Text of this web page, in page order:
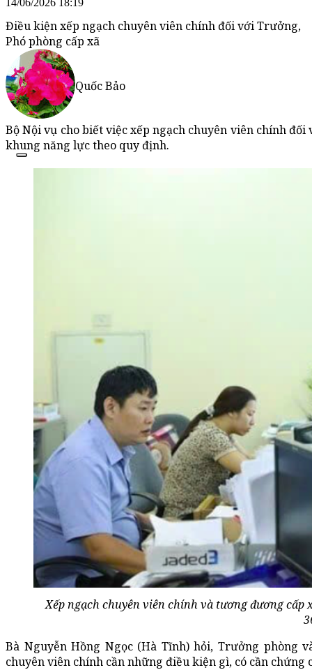
14/06/2026 18:19
Điều kiện xếp ngạch chuyên viên chính đối với Trưởng,
Phó phòng cấp xã
Quốc Bảo
Bộ Nội vụ cho biết việc xếp ngạch chuyên viên chính
khung năng lực theo quy định.
Xếp ngạch chuyên viên chính và tương đương
Bà Nguyễn Hồng Ngọc (Hà Tĩnh) hỏi, Trưởng phòng
chuyên viên chính cần những điều kiện gì, có cần